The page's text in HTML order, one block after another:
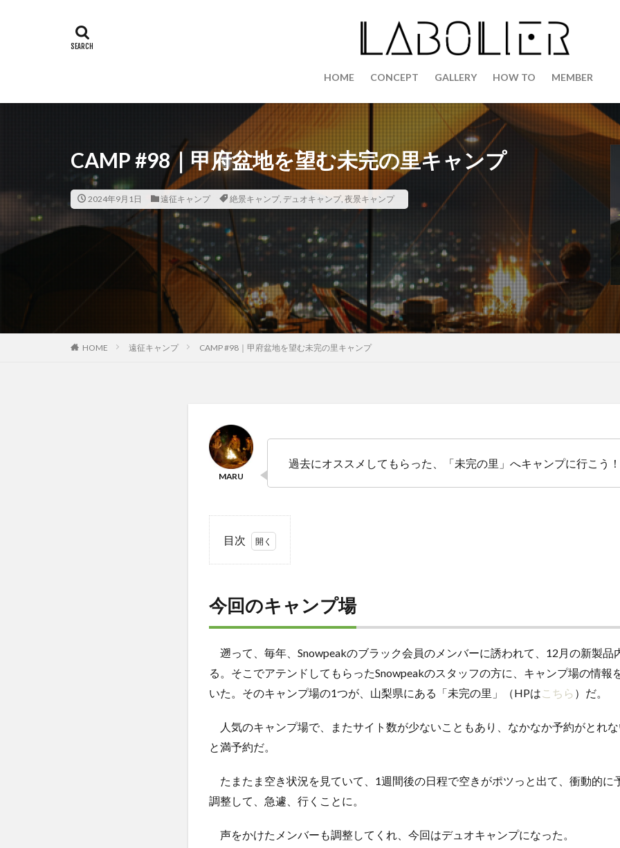
HOME CONCEPT GALLERY HOW TO MEMBER
CAMP #98｜甲府盆地を望む未完の里キャンプ
2024年9月1日 遠征キャンプ 絶景キャンプ, デュオキャンプ, 夜景キャンプ
HOME 遠征キャンプ CAMP #98｜甲府盆地を望む未完の里キャンプ
過去にオススメしてもらった、「未完の里」へキャンプに行こう！
目次
の
ン
場
2
イ
ト
営
と
レ
ア
今回のキャンプ場
遡って、毎年、Snowpeakのブラック会員のメンバーに誘われて、12月の新製品
る。そこでアテンドしてもらったSnowpeakのスタッフの方に、キャンプ場の情報
いた。そのキャンプ場の1つが、山梨県にある「未完の里」（HPは こちら ）だ。
人気のキャンプ場で、またサイト数が少ないこともあり、なかなか予約がとれ
と満予約だ。
たまたま空き状況を見ていて、1週間後の日程で空きがポツっと出て、衝動的に
調整して、急遽、行くことに。
声をかけたメンバーも調整してくれ、今回はデュオキャンプになった。